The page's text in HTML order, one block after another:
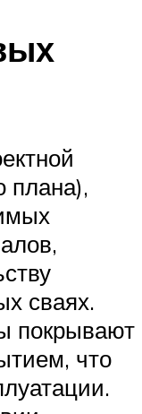
плана),
сваях.
покрывают
что